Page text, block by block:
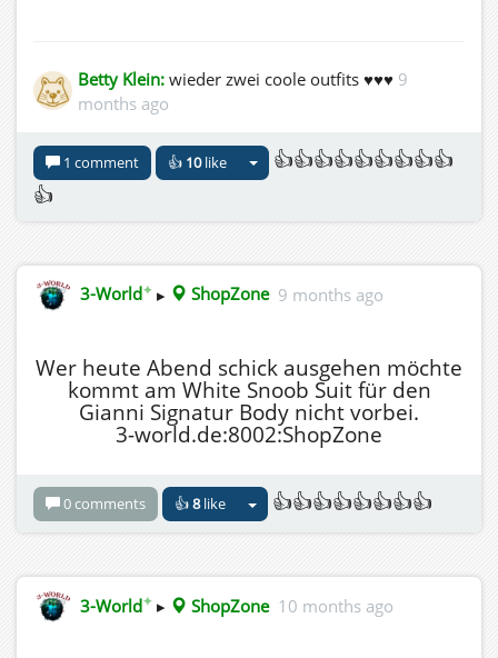
Betty Klein: wieder zwei coole outfits ♥♥♥ 9
months ago
1 comment 👍 10like
👍👍👍👍👍👍👍👍👍
👍
3-World✦ ▸ ShopZone 9 months ago
Wer heute Abend schick ausgehen möchte
kommt am White Snoob Suit für den
Gianni Signatur Body nicht vorbei.
3-world.de:8002:ShopZone
0 comments 👍8like 👍👍👍👍👍👍👍👍
3-World✦ ▸ ShopZone 10 months ago